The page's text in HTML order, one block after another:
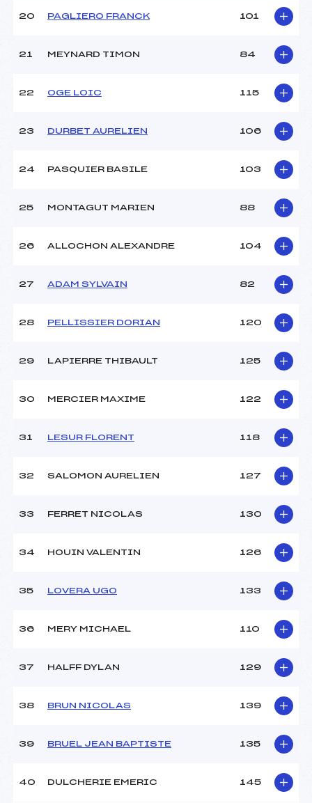
20 PAGLIERO FRANCK 101
21 MEYNARD TIMON 84
22 OGE LOIC 115
23 DURBET AURELIEN 106
24 PASQUIER BASILE 103
25 MONTAGUT MARIEN 88
26 ALLOCHON ALEXANDRE 104
27 ADAM SYLVAIN 82
28 PELLISSIER DORIAN 120
29 LAPIERRE THIBAULT 125
30 MERCIER MAXIME 122
31 LESUR FLORENT 118
32 SALOMON AURELIEN 127
33 FERRET NICOLAS 130
34 HOUIN VALENTIN 126
35 LOVERA UGO 133
36 MERY MICHAEL 110
37 HALFF DYLAN 129
38 BRUN NICOLAS 139
39 BRUEL JEAN BAPTISTE 135
40 DULCHERIE EMERIC 145